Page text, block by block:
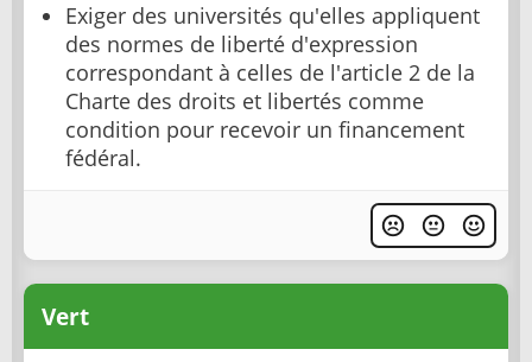
Exiger des universités qu'elles appliquent
des normes de liberté d'expression
correspondant à celles de l'article 2 de la
Charte des droits et libertés comme
condition pour recevoir un financement
fédéral.
Vert